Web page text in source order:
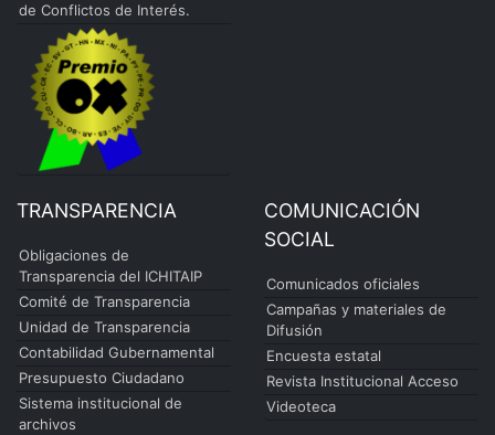
de Conflictos de Interés.
TRANSPARENCIA
Obligaciones de
Transparencia del ICHITAIP
Comité de Transparencia
Unidad de Transparencia
Contabilidad Gubernamental
Presupuesto Ciudadano
Sistema institucional de
archivos
COMUNICACIÓN
SOCIAL
Comunicados oficiales
Campañas y materiales de
Difusión
Encuesta estatal
Revista Institucional Acceso
Videoteca